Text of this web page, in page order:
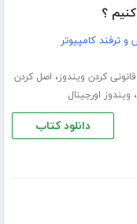
؟
ترفند کامپیوتر
قانونی کردن ویندوز، اصل کردن
، ویندوز اورجینال
دانلود کتاب